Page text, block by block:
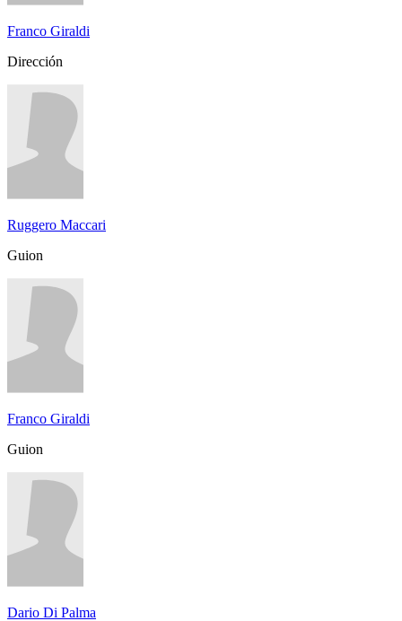
Franco Giraldi
Dirección
Ruggero Maccari
Guion
Franco Giraldi
Guion
Dario Di Palma